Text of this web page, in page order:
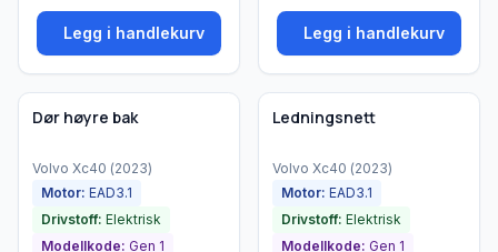
Legg i handlekurv Legg i handlekurv
Brukt - god tilstand
Bedrift
Dør høyre bak
Volvo Xc40 (2023)
Motor: EAD3.1
Drivstoff: Elektrisk
Modellkode: Gen 1
Brukt - god tilstand
Bedrift
Ledningsnett
Volvo Xc40 (2023)
Motor: EAD3.1
Drivstoff: Elektrisk
Modellkode: Gen 1